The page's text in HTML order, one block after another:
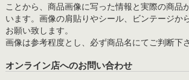
ことから、商品画像に写った情報と実際の商品
います。画像の肩貼りやシール、ビンテージか
お願い致します。
画像は参考程度とし、必ず商品名にてご判断下さ
オンライン店へのお問い合わせ